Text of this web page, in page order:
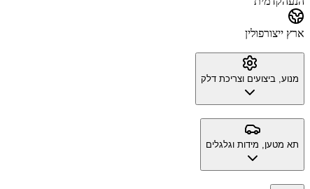
ארץ ייצורפולין
מנוע, ביצועים וצריכת דלק
תא מטען, מידות וגלגלים